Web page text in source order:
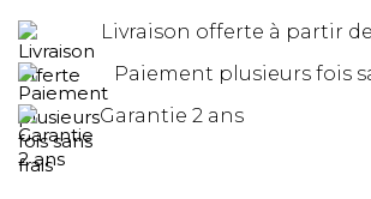
Livraison offerte à partir
Paiement plusieurs fois
Garantie 2 ans